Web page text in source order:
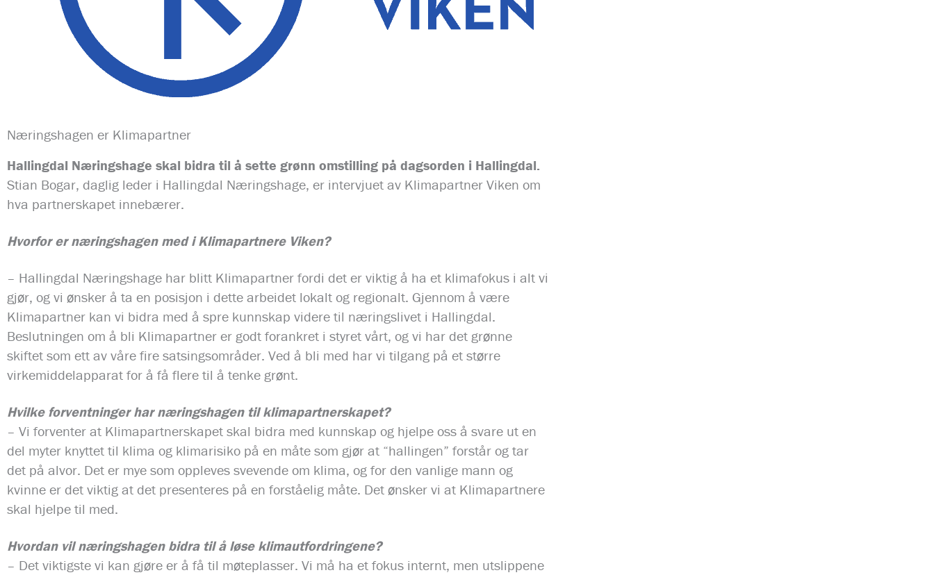
Næringshagen er Klimapartner
Hallingdal Næringshage skal bidra til å sette grønn omstilling på dagsorden i Hallingdal.
Stian Bogar, daglig leder i Hallingdal Næringshage, er intervjuet av Klimapartner Viken om
hva partnerskapet innebærer.
Hvorfor er næringshagen med i Klimapartnere Viken?
– Hallingdal Næringshage har blitt Klimapartner fordi det er viktig å ha et klimafokus i alt vi
gjør, og vi ønsker å ta en posisjon i dette arbeidet lokalt og regionalt. Gjennom å være
Klimapartner kan vi bidra med å spre kunnskap videre til næringslivet i Hallingdal.
Beslutningen om å bli Klimapartner er godt forankret i styret vårt, og vi har det grønne
skiftet som ett av våre fire satsingsområder. Ved å bli med har vi tilgang på et større
virkemiddelapparat for å få flere til å tenke grønt.
Hvilke forventninger har næringshagen til klimapartnerskapet?
– Vi forventer at Klimapartnerskapet skal bidra med kunnskap og hjelpe oss å svare ut en
del myter knyttet til klima og klimarisiko på en måte som gjør at “hallingen” forstår og tar
det på alvor. Det er mye som oppleves svevende om klima, og for den vanlige mann og
kvinne er det viktig at det presenteres på en forståelig måte. Det ønsker vi at Klimapartnere
skal hjelpe til med.
Hvordan vil næringshagen bidra til å løse klimautfordringene?
– Det viktigste vi kan gjøre er å få til møteplasser. Vi må ha et fokus internt, men utslippene